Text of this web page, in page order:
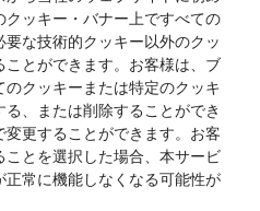
ッキー・バナー上ですべての
な技術的クッキー以外のクッ
とができます。お客様は、ブ
クッキーまたは特定のクッキ
、または削除することができ
変更することができます。お客
とを選択した場合、本サービ
常に機能しなくなる可能性が